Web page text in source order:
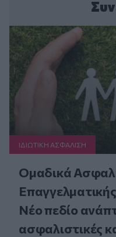
ΙΔΙΩΤΙΚΗ ΑΣΦAΛΙΣΗ
Ομαδικά
Νέο πεδίο
ασφαλιστικές